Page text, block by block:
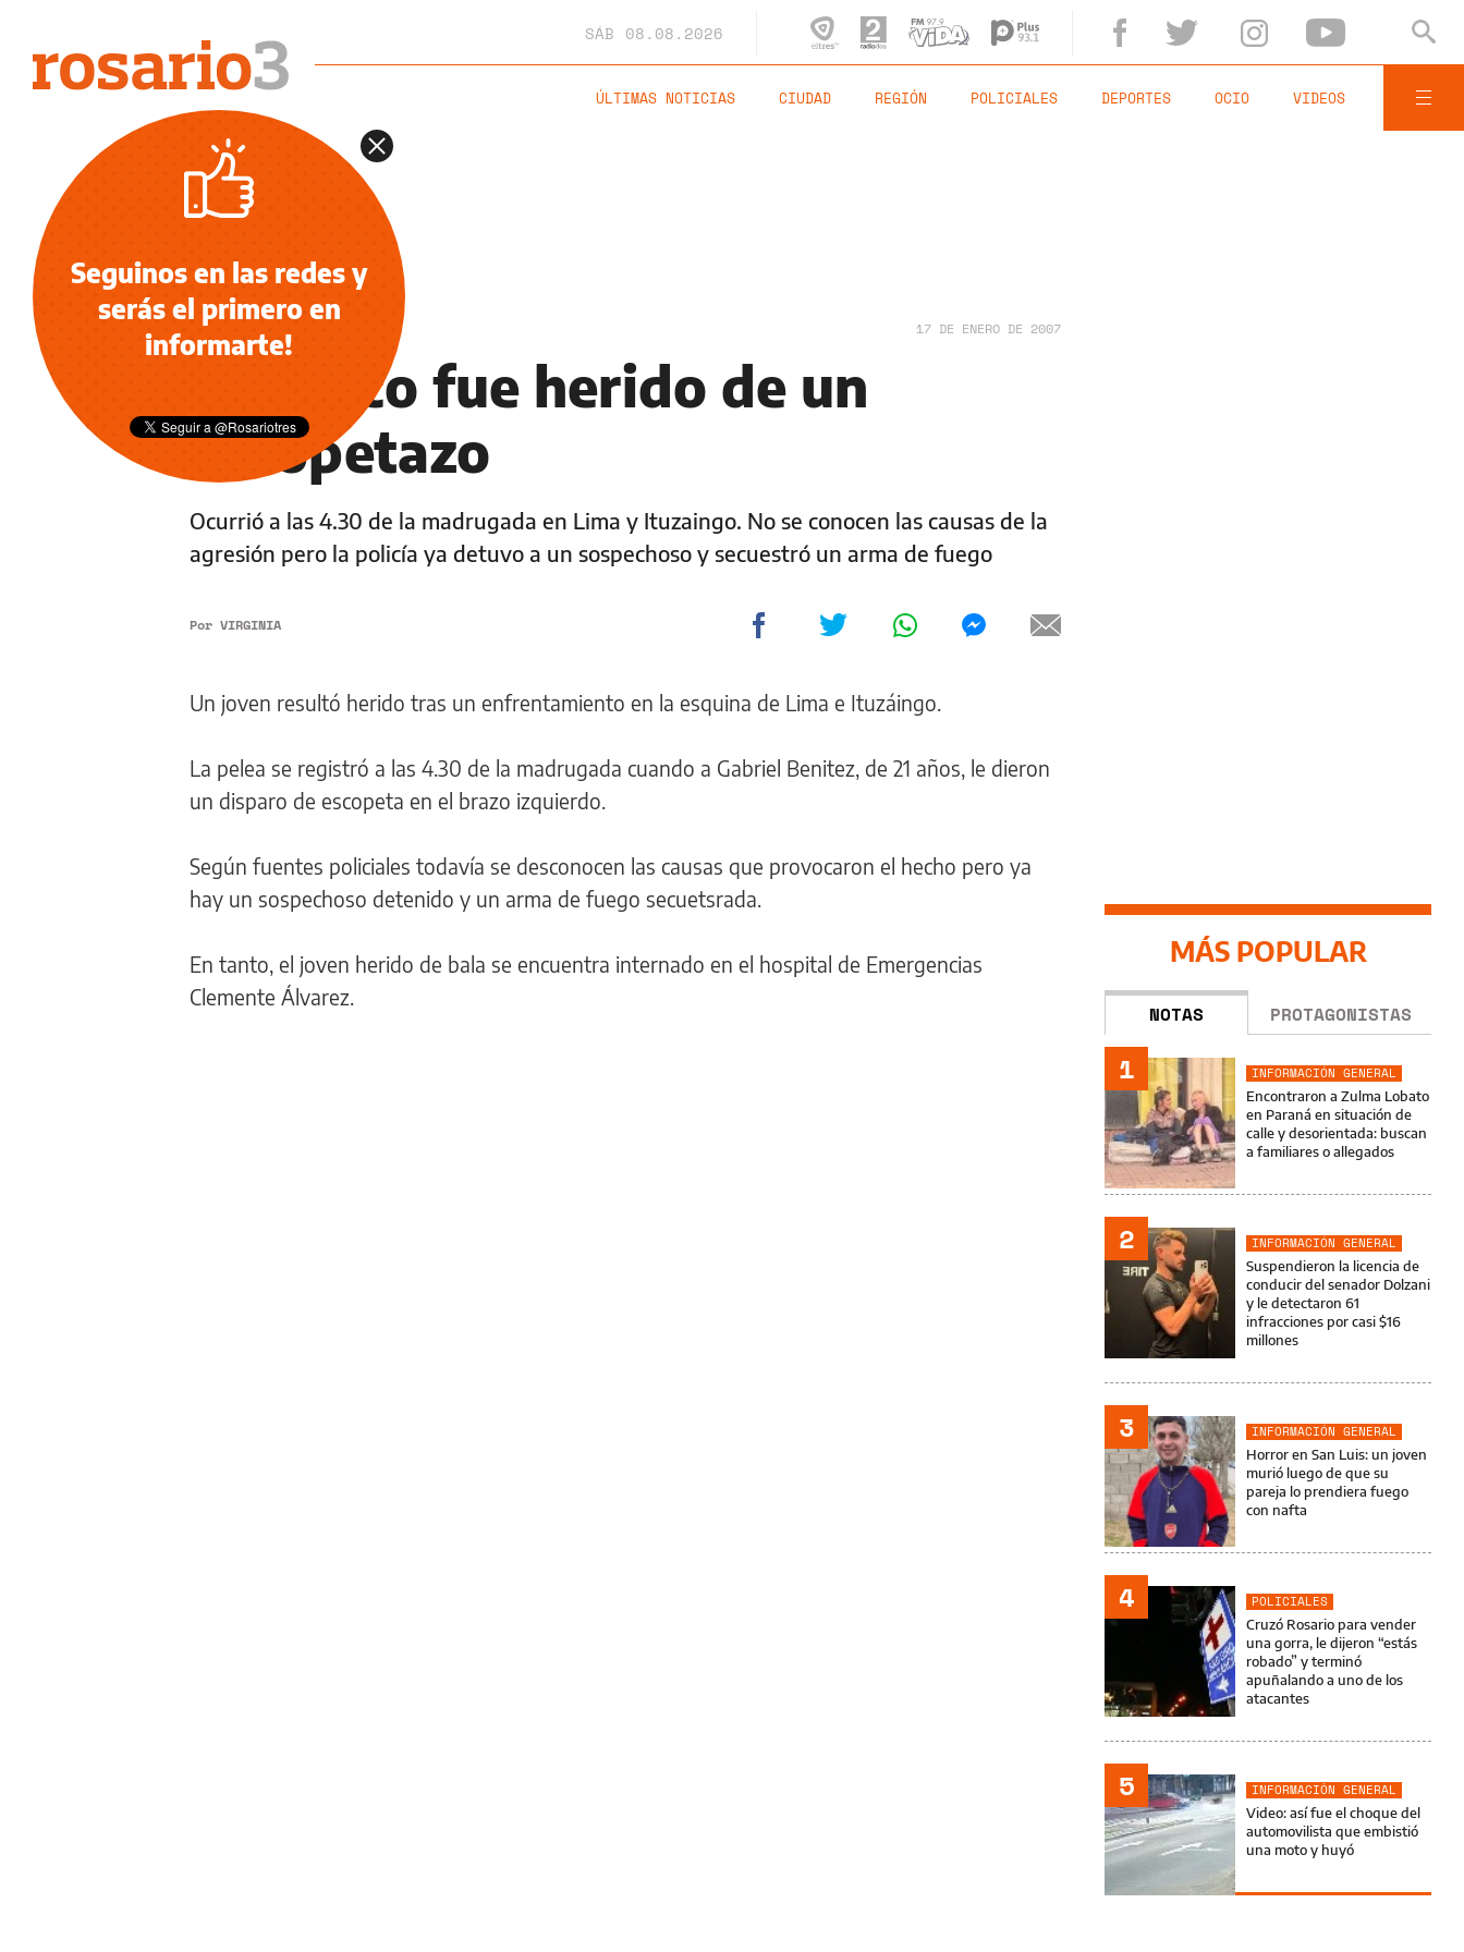
SÁB 08.08.2026
ÚLTIMAS NOTICIAS CIUDAD REGIÓN POLICIALES DEPORTES OCIO VIDEOS
NOTICIAS 17 DE ENERO DE 2007
Un chico fue herido de un
escopetazo
Ocurrió a las 4.30 de la madrugada en Lima y Ituzaingo. No se conocen las causas de la
agresión pero la policía ya detuvo a un sospechoso y secuestró un arma de fuego
Por VIRGINIA
Un joven resultó herido tras un enfrentamiento en la esquina de Lima e Ituzáingo.
La pelea se registró a las 4.30 de la madrugada cuando a Gabriel Benitez, de 21 años, le dieron
un disparo de escopeta en el brazo izquierdo.
Según fuentes policiales todavía se desconocen las causas que provocaron el hecho pero ya
hay un sospechoso detenido y un arma de fuego secuetsrada.
En tanto, el joven herido de bala se encuentra internado en el hospital de Emergencias
Clemente Álvarez.
MÁS POPULAR
NOTAS PROTAGONISTAS
1
INFORMACIÓN GENERAL
Encontraron a Zulma Lobato
en Paraná en situación de
calle y desorientada: buscan
a familiares o allegados
2
INFORMACIÓN GENERAL
Suspendieron la licencia de
conducir del senador Dolzani
y le detectaron 61
infracciones por casi $16
millones
3
INFORMACIÓN GENERAL
Horror en San Luis: un joven
murió luego de que su
pareja lo prendiera fuego
con nafta
4
POLICIALES
Cruzó Rosario para vender
una gorra, le dijeron “estás
robado” y terminó
apuñalando a uno de los
atacantes
5
INFORMACIÓN GENERAL
Video: así fue el choque del
automovilista que embistió
una moto y huyó
Seguinos en las redes y
serás el primero en
informarte!